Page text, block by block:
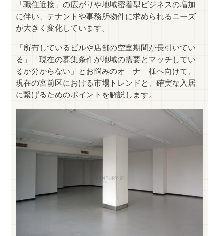
「職住近接」の広がりや地域密着型ビジネスの増加
に伴い、テナントや事務所物件に求められるニーズ
が大きく変化しています。
「所有しているビルや店舗の空室期間が長引いてい
る」「現在の募集条件が地域の需要とマッチしてい
るか分からない」とお悩みのオーナー様へ向けて、
現在の宮前区における市場トレンドと、確実な入居
に繋げるためのポイントを解説します。